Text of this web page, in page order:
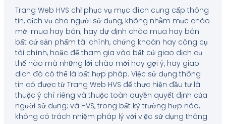
Trang Web HVS chỉ phục vụ mục đích cung cấp thông
tin, dịch vụ cho người sử dụng, không nhằm mục chào
mời mua hay bán; hay dự định chào mua hay bán
bất cứ sản phẩm tài chính, chứng khoán hay công cụ
tài chính, hoặc để tham gia vào bất cứ giao dịch cụ
thể nào mà những lời chào mời hay gợi ý, hay giao
dich đó có thể là bất hợp pháp. Việc sử dụng thông
tin có được từ Trang Web HVS để thực hiện đầu tư là
thuộc ý chí riêng và thuộc toàn quyền quyết định của
người sử dụng; và HVS, trong bất kỳ trường hợp nào,
không có trách nhiệm pháp lý với việc sử dụng thông